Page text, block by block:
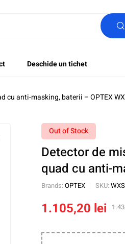
Deschide un tichet
cu anti-masking, baterii – OPTEX
Out of Stock
Detector de
quad cu anti-
Brands: OPTEX SKU:
1.105,20 lei